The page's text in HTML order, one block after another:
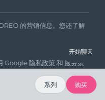
的营销信息。您还了解
Google隐私政策 和 服务条
开始聊天
系列 购买